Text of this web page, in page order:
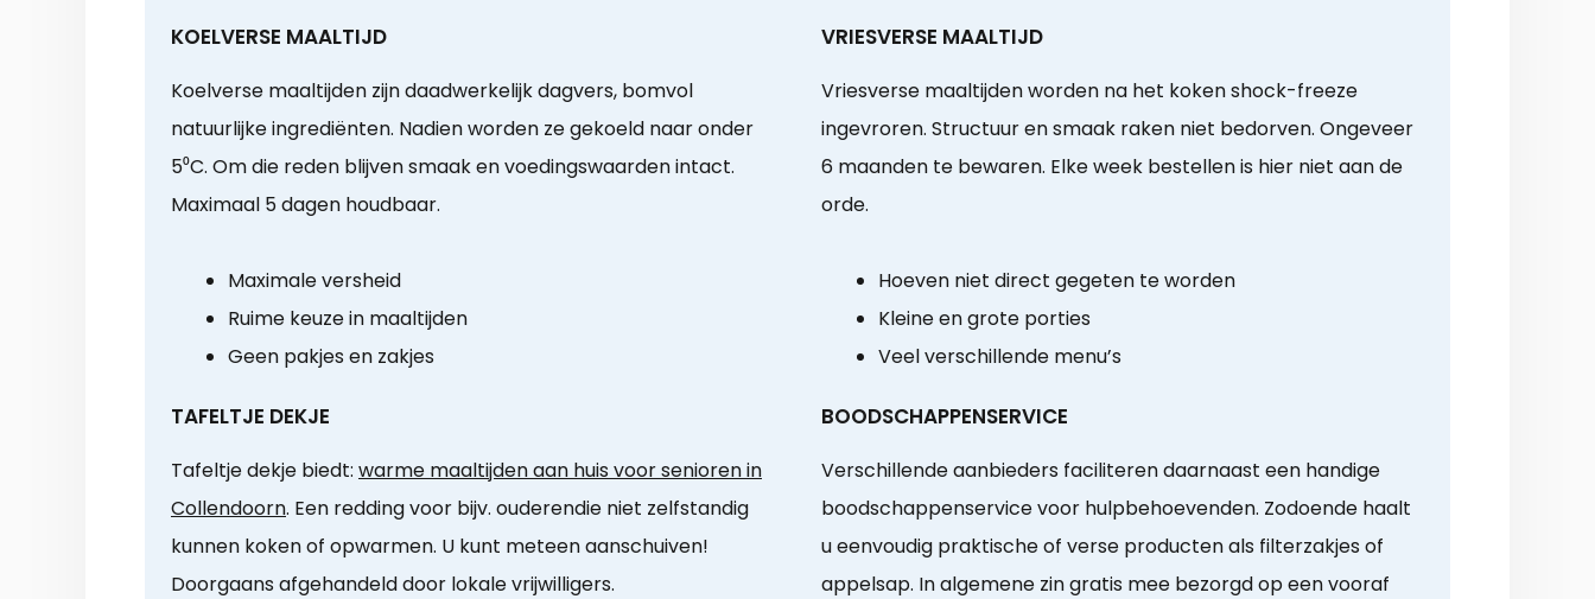
KOELVERSE MAALTIJD
Koelverse maaltijden zijn daadwerkelijk dagvers, bomvol
natuurlijke ingrediënten. Nadien worden ze gekoeld naar onder
5⁰C. Om die reden blijven smaak en voedingswaarden intact.
Maximaal 5 dagen houdbaar.
Maximale versheid
Ruime keuze in maaltijden
Geen pakjes en zakjes
VRIESVERSE MAALTIJD
Vriesverse maaltijden worden na het koken shock-freeze
ingevroren. Structuur en smaak raken niet bedorven. Ongeveer
6 maanden te bewaren. Elke week bestellen is hier niet aan de
orde.
Hoeven niet direct gegeten te worden
Kleine en grote porties
Veel verschillende menu’s
TAFELTJE DEKJE
Tafeltje dekje biedt: warme maaltijden aan huis voor senioren in
Collendoorn. Een redding voor bijv. ouderendie niet zelfstandig
kunnen koken of opwarmen. U kunt meteen aanschuiven!
Doorgaans afgehandeld door lokale vrijwilligers.
BOODSCHAPPENSERVICE
Verschillende aanbieders faciliteren daarnaast een handige
boodschappenservice voor hulpbehoevenden. Zodoende haalt
u eenvoudig praktische of verse producten als filterzakjes of
appelsap. In algemene zin gratis mee bezorgd op een vooraf